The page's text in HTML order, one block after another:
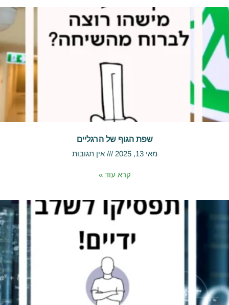
שפת הגוף של הרגליים
מאי 13, 2025
אין תגובות
קרא עוד »